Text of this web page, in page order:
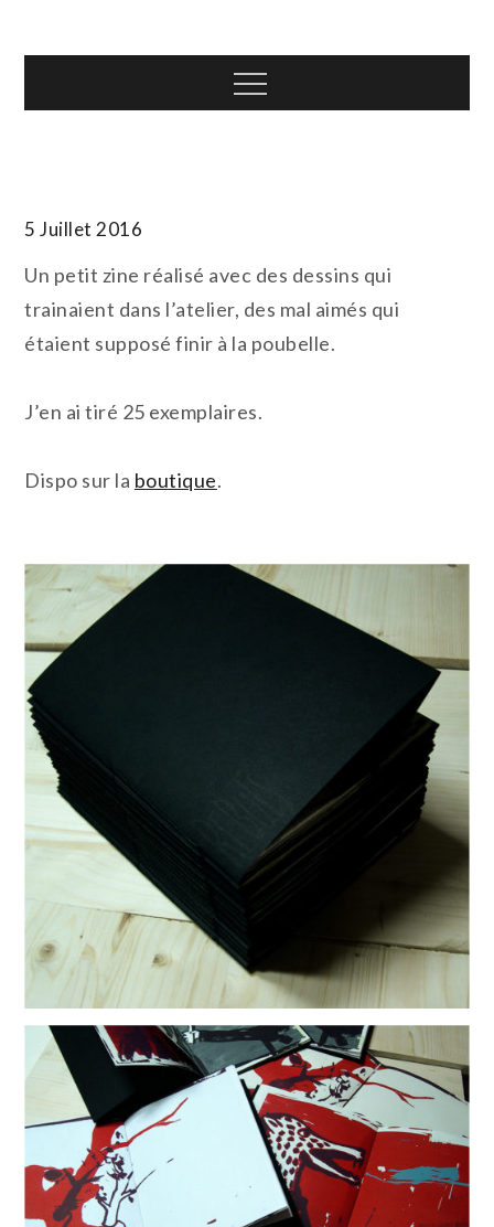
T.TOTH Menu
5 Juillet 2016
Un petit zine réalisé avec des dessins qui
trainaient dans l’atelier, des mal aimés qui
étaient supposé finir à la poubelle.
J’en ai tiré 25 exemplaires.
Dispo sur la boutique.